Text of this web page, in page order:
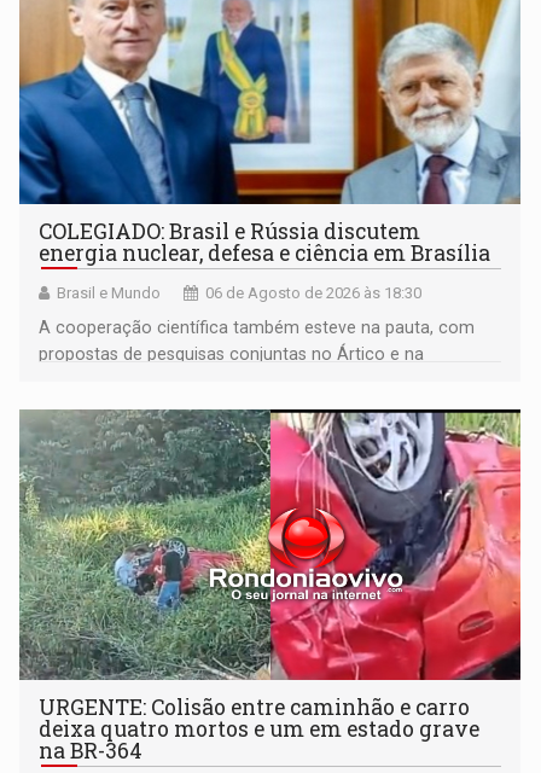
COLEGIADO: Brasil e Rússia discutem
energia nuclear, defesa e ciência em Brasília
Brasil e Mundo 06 de Agosto de 2026 às 18:30
A cooperação científica também esteve na pauta, com
propostas de pesquisas conjuntas no Ártico e na
URGENTE: Colisão entre caminhão e carro
deixa quatro mortos e um em estado grave
na BR-364